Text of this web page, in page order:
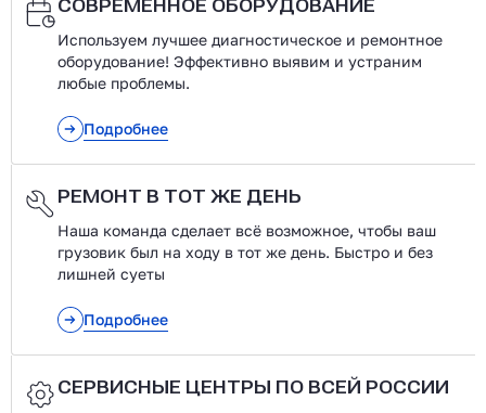
СОВРЕМЕННОЕ ОБОРУДОВАНИЕ
Используем лучшее диагностическое и ремонтное
оборудование! Эффективно выявим и устраним
любые проблемы.
Подробнее
РЕМОНТ В ТОТ ЖЕ ДЕНЬ
Наша команда сделает всё возможное, чтобы ваш
грузовик был на ходу в тот же день. Быстро и без
лишней суеты
Подробнее
СЕРВИСНЫЕ ЦЕНТРЫ ПО ВСЕЙ РОССИИ